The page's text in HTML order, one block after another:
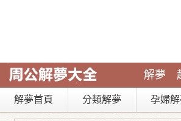
解夢
解夢首頁 分類解夢 孕婦